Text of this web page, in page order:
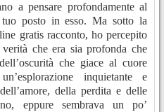
a pensare profondamente al
posto in esso. Ma sotto la
gratis racconto, ho percepito
che era sia profonda che
che giace al cuore
inquietante e
della perdita e delle
eppure sembrava un po’